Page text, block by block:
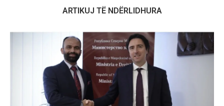
ARTIKUJ TË NDËRLIDHURA